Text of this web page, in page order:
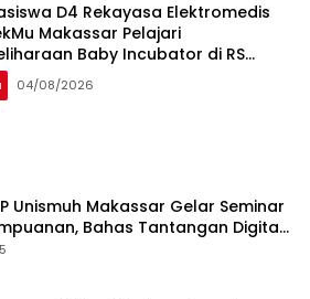
D4 Rekayasa Elektromedis
Makassar Pelajari
Baby Incubator di RS
04/08/2026
Unismuh Makassar Gelar Seminar
Bahas Tantangan Digital
Lokal